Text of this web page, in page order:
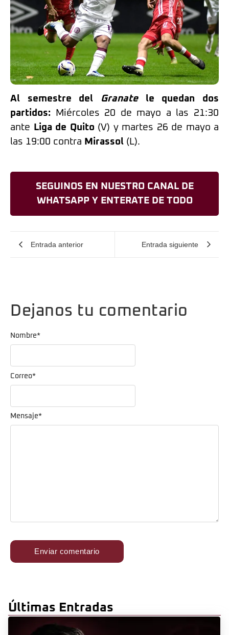
Al semestre del Granatele quedan dos
partidos: Miércoles 20 de mayo a las 21:30
ante
Liga de Quito (V) y martes 26 de mayo a
las 19:00 contra Mirassol (L).
SEGUINOS EN NUESTRO CANAL DE
WHATSAPP Y ENTERATE DE TODO
Entrada anterior Entrada siguiente
Dejanos tu comentario
Mensaje*
Nombre*
Correo*
Últimas Entradas